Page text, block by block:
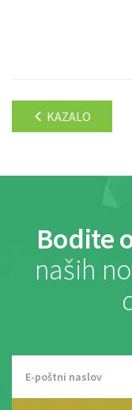
KAZALO
Bodite
naših